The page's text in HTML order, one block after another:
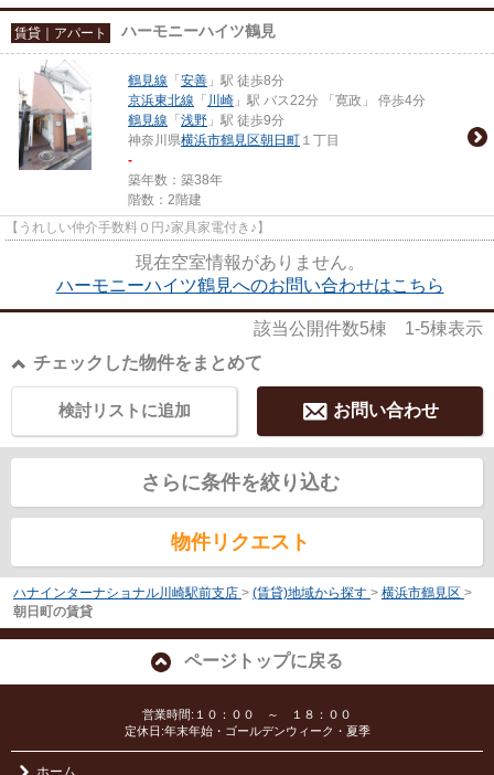
賃貸｜アパート ハーモニーハイツ鶴見
鶴見線 「 安善 」駅 徒歩8分
京浜東北線 「 川崎 」駅 バス22分 「寛政」 停歩4分
鶴見線 「 浅野 」駅 徒歩9分
神奈川県横浜市鶴見区朝日町 １丁目
-
築年数：築38年
階数：2階建
【うれしい仲介手数料０円♪家具家電付き♪】
現在空室情報がありません。
ハーモニーハイツ鶴見へのお問い合わせはこちら
該当公開件数5棟 1-5棟表示
チェックした物件をまとめて
お問い合わせ
検討リストに追加
さらに条件を絞り込む
物件リクエスト
ハナインターナショナル川崎駅前支店 > (賃貸)地域から探す > 横浜市鶴見区 >
朝日町の賃貸
ページトップに戻る
営業時間:１０：００ ～ １８：００
定休日:年末年始・ゴールデンウィーク・夏季
ホーム